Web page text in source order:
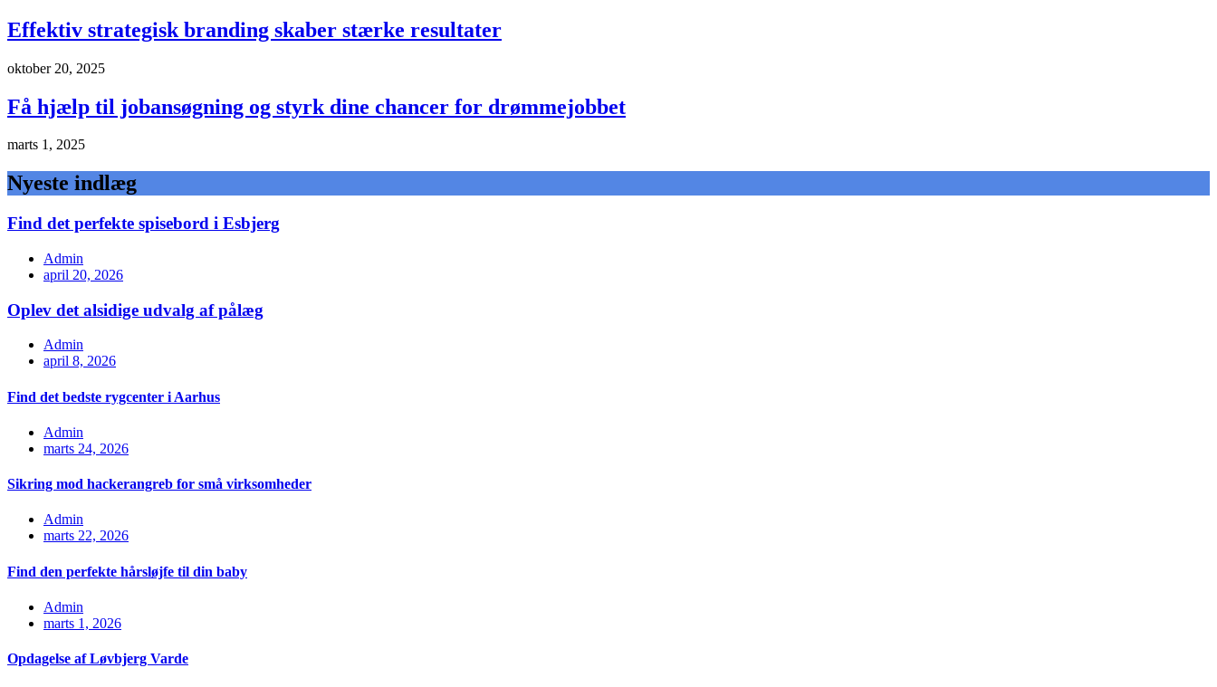
Effektiv strategisk branding skaber stærke resultater
oktober 20, 2025
Få hjælp til jobansøgning og styrk dine chancer for drømmejobbet
marts 1, 2025
Nyeste indlæg
Find det perfekte spisebord i Esbjerg
Admin
april 20, 2026
Oplev det alsidige udvalg af pålæg
Admin
april 8, 2026
Find det bedste rygcenter i Aarhus
Admin
marts 24, 2026
Sikring mod hackerangreb for små virksomheder
Admin
marts 22, 2026
Find den perfekte hårsløjfe til din baby
Admin
marts 1, 2026
Opdagelse af Løvbjerg Varde